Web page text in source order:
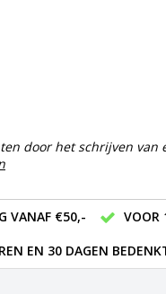
door het schrijven van
VANAF €50,-
VOOR
EN 30 DAGEN